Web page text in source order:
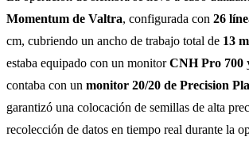
Momentum de Valtra, configurada con 26
cm, cubriendo un ancho de trabajo total de 13
estaba equipado con un monitorCNH Pro 700
contaba con un monitor 20/20 de Precision
garantizó una colocación de semillas de alta
recolección de datos en tiempo real durante la